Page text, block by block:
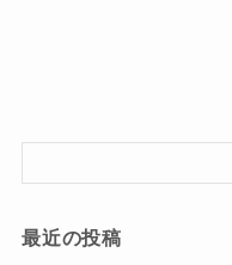
最近の投稿